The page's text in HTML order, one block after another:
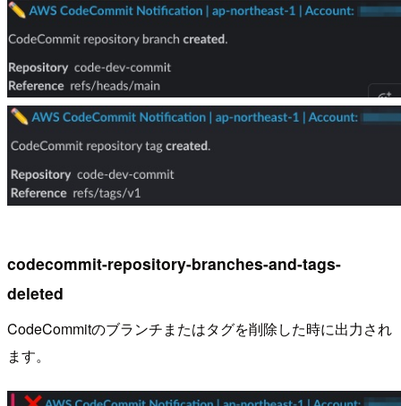
codecommit-repository-branches-and-tags-
deleted
CodeCommitのブランチまたはタグを削除した時に出力され
ます。